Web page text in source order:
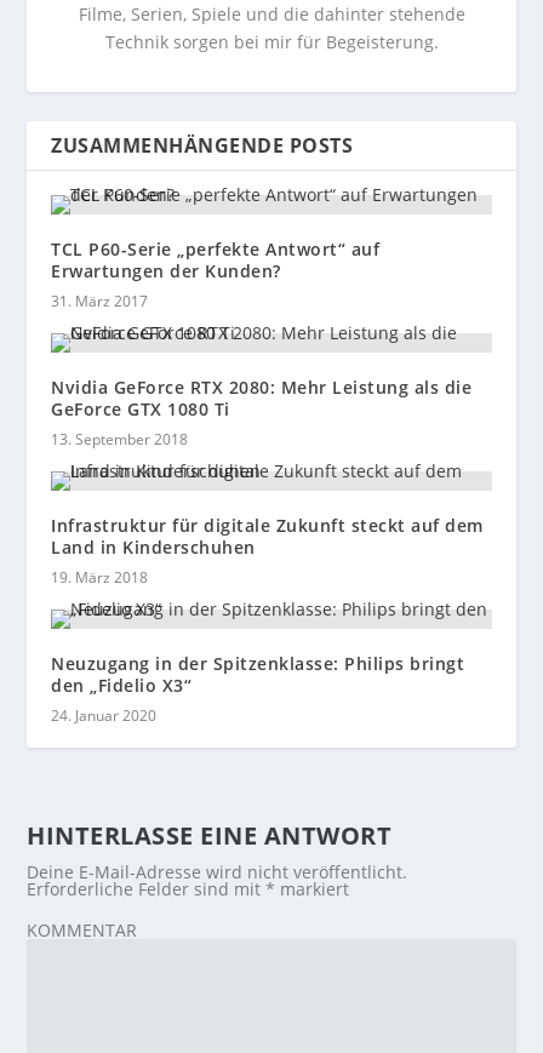
Filme, Serien, Spiele und die dahinter stehende
Technik sorgen bei mir für Begeisterung.
ZUSAMMENHÄNGENDE POSTS
TCL P60-Serie „perfekte Antwort“ auf
Erwartungen der Kunden?
31. März 2017
Nvidia GeForce RTX 2080: Mehr Leistung als die
GeForce GTX 1080 Ti
13. September 2018
Infrastruktur für digitale Zukunft steckt auf dem
Land in Kinderschuhen
19. März 2018
Neuzugang in der Spitzenklasse: Philips bringt
den „Fidelio X3“
24. Januar 2020
HINTERLASSE EINE ANTWORT
Deine E-Mail-Adresse wird nicht veröffentlicht.
Erforderliche Felder sind mit* markiert
KOMMENTAR